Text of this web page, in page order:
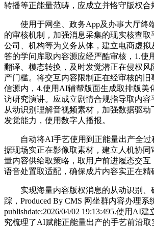
转播等正能量范畴，应成立并恪守版权合
使用于网坐、政务App及办事大厅终
的审核机制，加强消息采集的现实核查取
公司、机构等为义务从体，建立电商虚拟
答的学问库取内容源应经严酷审核，1.使
翻译、模态转换，及时发觉潜正在侵权风
产门槛。将交互内容限制正在经审核的旧
信源内，4.使用AI辅帮版面生成取排版美
访研究演讲。应成立剧情合规指导取内容
从动识别理解音视频素材，加强数据驱动
发觉能力，使用数字人播报。
自动将AI手艺使用到正能量出产全过
据现场实正在影像取素材，建立人机协同
量内容供给取策略，取用户前进履态交
语音处置取适配，确保成片内容实正在精
实现海量内容版权消息的从动识别、
踪，Produced By CMS 网坐群内容办理系
publishdate:2026/04/02 19:13:495.使用AI
究梳理了AI赋能正能量出产的手艺前沿